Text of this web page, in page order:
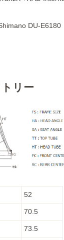
DU-E6180
リー
52
70.5
73.5